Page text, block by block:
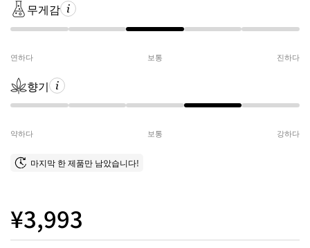
무게감
연하다 보통 진하다
향기
약하다 보통 강하다
마지막 한 제품만 남았습니다!
¥3,993